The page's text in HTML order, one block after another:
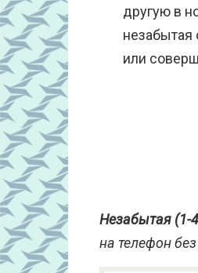
другую в
или
Незабытая (1-
на телефон